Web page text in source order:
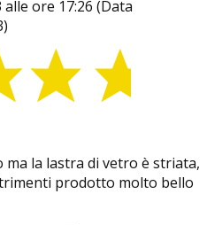
ore 17:26 (Data
la lastra di vetro è striata,
prodotto molto bello